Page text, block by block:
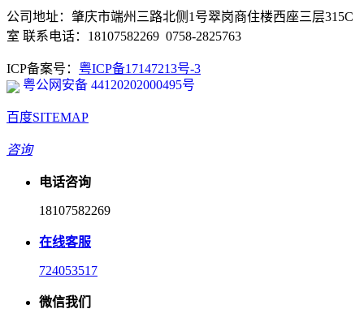
公司地址：肇庆市端州三路北侧1号翠岗商住楼西座三层315C
室 联系电话：18107582269 0758-2825763
ICP备案号： 粤ICP备17147213号-3
粤公网安备 44120202000495号
百度SITEMAP
咨询
电话咨询
18107582269
在线客服
724053517
微信我们